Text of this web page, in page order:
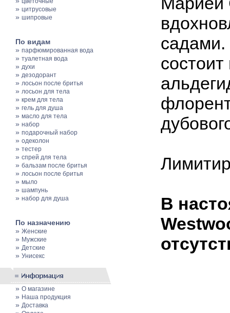
» цитрусовые
» шипровые
По видам
» парфюмированная вода
» туалетная вода
» духи
» дезодорант
» лосьон после бритья
» лосьон для тела
» крем для тела
» гель для душа
» масло для тела
» набор
» подарочный набор
» одеколон
» тестер
» спрей для тела
» бальзам после бритья
» лосьон после бритья
» мыло
» шампунь
» набор для душа
По назначению
» Женские
» Мужские
» Детские
» Унисекс
» О магазине
» Наша продукция
» Доставка
В